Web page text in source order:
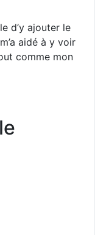
d’y ajouter le
aidé à y voir
comme mon